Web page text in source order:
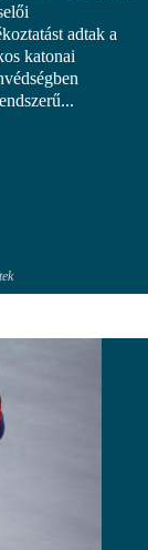
adtak a
katonai